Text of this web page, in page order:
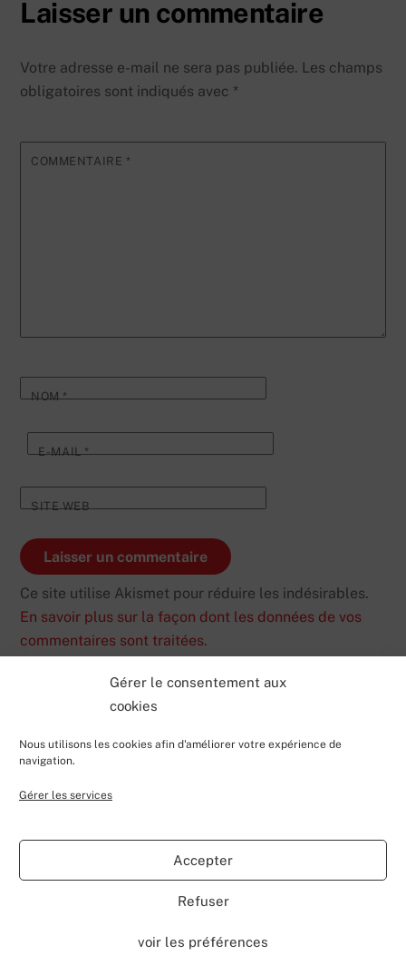
Gérer le consentement aux
cookies
Nous utilisons les cookies afin d'améliorer votre expérience de
navigation.
Gérer les services
Accepter
Refuser
voir les préférences
Laisser un commentaire
Votre adresse e-mail ne sera pas publiée. Les champs
obligatoires sont indiqués avec *
COMMENTAIRE *
NOM*
E-MAIL*
SITE WEB
Ce site utilise Akismet pour réduire les indésirables.
En savoir plus sur la façon dont les données de vos
commentaires sont traitées.
To
Top
Valentin Lecerf's Blog
Home Blog Contributions My Projects
Contact
Valentin Lecerf's Blog2026